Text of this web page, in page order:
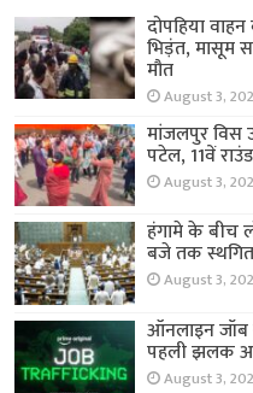
दोपहिया
भिड़ंत, मासूम
मौत
August 3,
मांजलपुर विस
पटेल, 11वें
August 3,
हंगामे के बीच
बजे तक स्थगित
August 3,
ऑनलाइन जॉब
पहली झलक
August 3,